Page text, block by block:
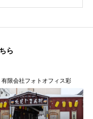
ら
有限会社フォトオフィス彩
人